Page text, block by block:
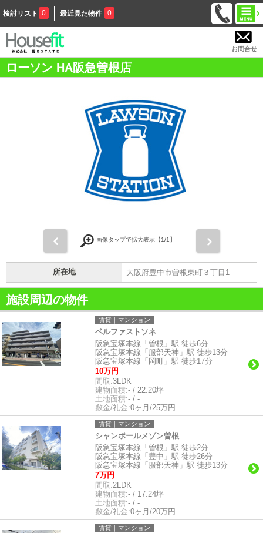
検討リスト 0 最近見た物件 0
お問合せ
ローソン HA阪急曽根店
画像タップで拡大表示【1/1】
所在地 大阪府豊中市曽根東町３丁目1
施設周辺の物件
賃貸｜マンション
ベルファストソネ
阪急宝塚本線「曽根」駅 徒歩6分
阪急宝塚本線「服部天神」駅 徒歩13分
阪急宝塚本線「岡町」駅 徒歩17分
10万円
間取:3LDK
建物面積:- / 22.20坪
土地面積:- / -
敷金/礼金:0ヶ月/25万円
賃貸｜マンション
シャンボールメゾン曽根
阪急宝塚本線「曽根」駅 徒歩2分
阪急宝塚本線「豊中」駅 徒歩26分
阪急宝塚本線「服部天神」駅 徒歩13分
7万円
間取:2LDK
建物面積:- / 17.24坪
土地面積:- / -
敷金/礼金:0ヶ月/20万円
賃貸｜マンション